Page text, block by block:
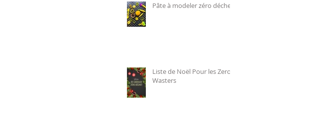
Pâte à modeler zéro déchet
Liste de Noël Pour les Zero
Wasters